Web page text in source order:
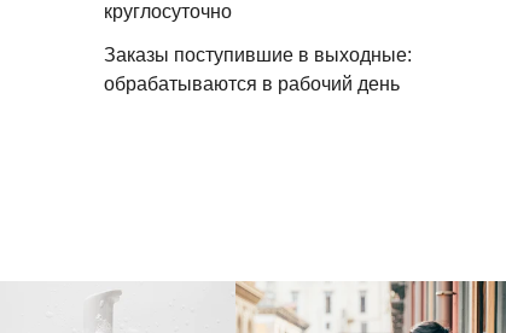
круглосуточно
Заказы поступившие в выходные:
обрабатываются в рабочий день